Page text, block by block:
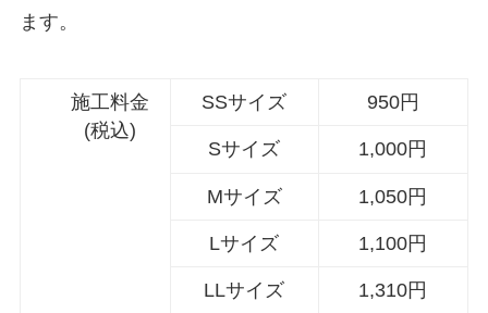
ます。
施工料金
(税込)
SSサイズ 950円
Sサイズ 1,000円
Mサイズ 1,050円
Lサイズ 1,100円
LLサイズ 1,310円